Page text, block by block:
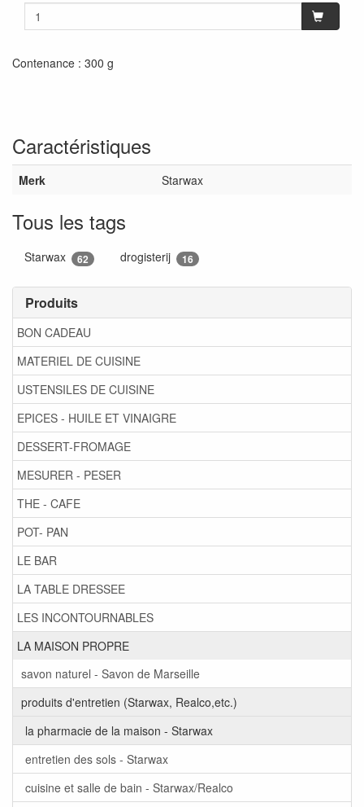
Produits
BON CADEAU
MATERIEL DE CUISINE
USTENSILES DE CUISINE
EPICES - HUILE ET VINAIGRE
DESSERT-FROMAGE
MESURER - PESER
THE - CAFE
POT- PAN
LE BAR
LA TABLE DRESSEE
LES INCONTOURNABLES
LA MAISON PROPRE
savon naturel - Savon de Marseille
produits d'entretien (Starwax, Realco,etc.)
la pharmacie de la maison - Starwax
entretien des sols - Starwax
cuisine et salle de bain - Starwax/Realco
Contenance : 300 g
Caractéristiques
Merk Starwax
Tous les tags
Starwax 62 drogisterij 16